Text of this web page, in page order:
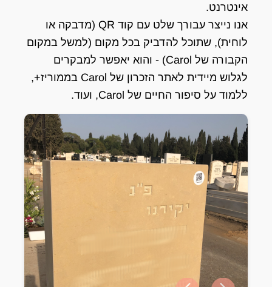
אינטרנט.
אנו נייצר עבורך שלט עם קוד QR (מדבקה או
לוחית), שתוכל להדביק בכל מקום (למשל במקום
הקבורה של Carol) - והוא יאפשר למבקרים
לגלוש מיידית לאתר הזכרון של Carol בממוריז+,
ללמוד על סיפור החיים של Carol, ועוד.